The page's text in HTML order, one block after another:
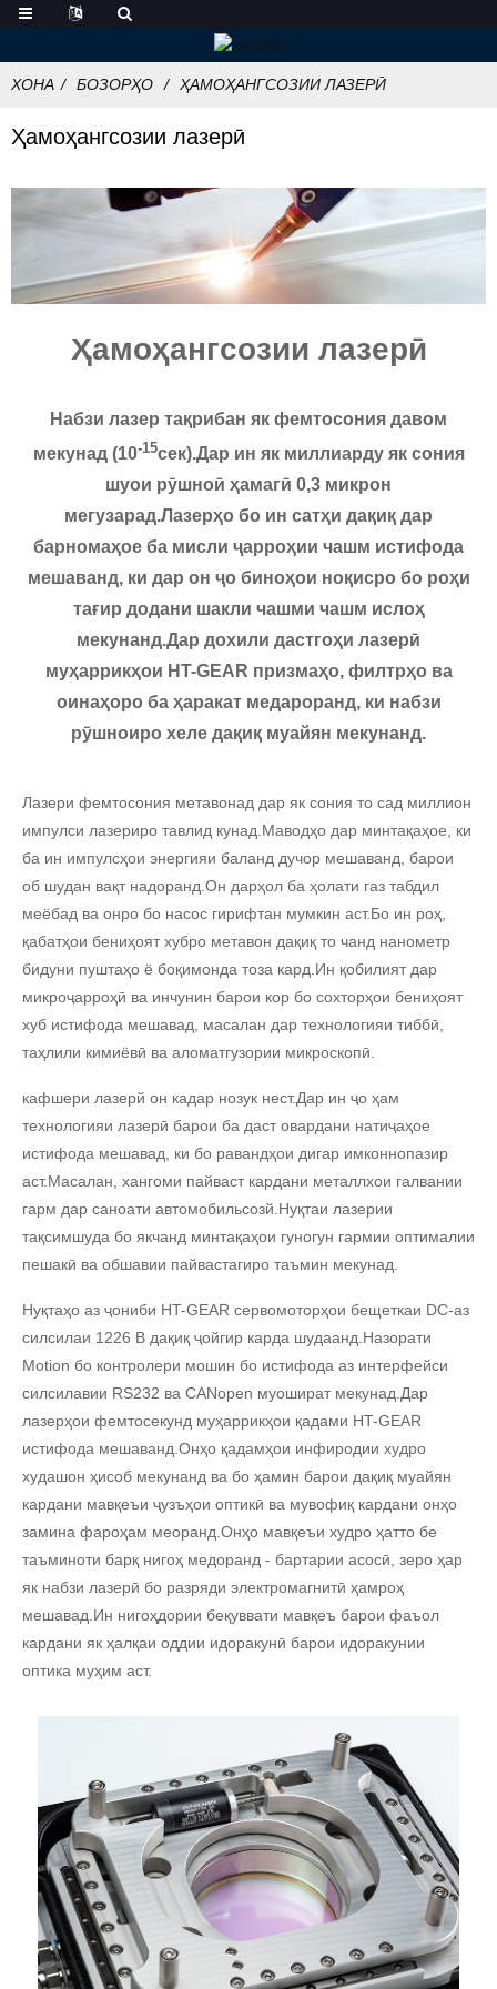
ХОНА БОЗОРҲО ҲАМОҲАНГСОЗИИ ЛАЗЕРӢ
Ҳамоҳангсозии лазерӣ
Ҳамоҳангсозии лазерӣ
Набзи лазер тақрибан як фемтосония давом
мекунад (10-15сек).Дар ин як миллиарду як сония
шуои рӯшноӣ ҳамагӣ 0,3 микрон
мегузарад.Лазерҳо бо ин сатҳи дақиқ дар
барномаҳое ба мисли ҷарроҳии чашм истифода
мешаванд, ки дар он ҷо биноҳои ноқисро бо роҳи
тағир додани шакли чашми чашм ислоҳ
мекунанд.Дар дохили дастгоҳи лазерӣ
муҳаррикҳои HT-GEAR призмаҳо, филтрҳо ва
оинаҳоро ба ҳаракат медароранд, ки набзи
рӯшноиро хеле дақиқ муайян мекунанд.
Лазери фемтосония метавонад дар як сония то сад миллион
импулси лазериро тавлид кунад.Маводҳо дар минтақаҳое, ки
ба ин импулсҳои энергияи баланд дучор мешаванд, барои
об шудан вақт надоранд.Он дарҳол ба ҳолати газ табдил
меёбад ва онро бо насос гирифтан мумкин аст.Бо ин роҳ,
қабатҳои бениҳоят хубро метавон дақиқ то чанд нанометр
бидуни пуштаҳо ё боқимонда тоза кард.Ин қобилият дар
микроҷарроҳӣ ва инчунин барои кор бо сохторҳои бениҳоят
хуб истифода мешавад, масалан дар технологияи тиббӣ,
таҳлили кимиёвӣ ва аломатгузории микроскопӣ.
кафшери лазерй он кадар нозук нест.Дар ин ҷо ҳам
технологияи лазерӣ барои ба даст овардани натиҷаҳое
истифода мешавад, ки бо равандҳои дигар имконнопазир
аст.Масалан, хангоми пайваст кардани металлхои галвании
гарм дар саноати автомобильсозй.Нуқтаи лазерии
тақсимшуда бо якчанд минтақаҳои гуногун гармии оптималии
пешакӣ ва обшавии пайвастагиро таъмин мекунад.
Нуқтаҳо аз ҷониби HT-GEAR сервомоторҳои бещеткаи DC-аз
силсилаи 1226 B дақиқ ҷойгир карда шудаанд.Назорати
Motion бо контролери мошин бо истифода аз интерфейси
силсилавии RS232 ва CANopen муошират мекунад.Дар
лазерҳои фемтосекунд муҳаррикҳои қадами HT-GEAR
истифода мешаванд.Онҳо қадамҳои инфиродии худро
худашон ҳисоб мекунанд ва бо ҳамин барои дақиқ муайян
кардани мавқеъи ҷузъҳои оптикӣ ва мувофиқ кардани онҳо
замина фароҳам меоранд.Онҳо мавқеъи худро ҳатто бе
таъминоти барқ ​​нигоҳ медоранд - бартарии асосӣ, зеро ҳар
як набзи лазерӣ бо разряди электромагнитӣ ҳамроҳ
мешавад.Ин нигоҳдории беқуввати мавқеъ барои фаъол
кардани як ҳалқаи оддии идоракунӣ барои идоракунии
оптика муҳим аст.